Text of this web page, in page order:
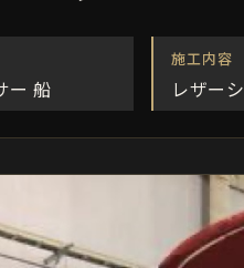
ー 船
施工内容
レザー